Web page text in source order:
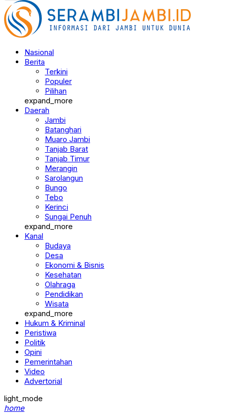
Nasional
Berita
Terkini
Populer
Pilihan
expand_more
Daerah
Jambi
Batanghari
Muaro Jambi
Tanjab Barat
Tanjab Timur
Merangin
Sarolangun
Bungo
Tebo
Kerinci
Sungai Penuh
expand_more
Kanal
Budaya
Desa
Ekonomi & Bisnis
Kesehatan
Olahraga
Pendidikan
Wisata
expand_more
Hukum & Kriminal
Peristiwa
Politik
Opini
Pemerintahan
Video
Advertorial
light_mode
home